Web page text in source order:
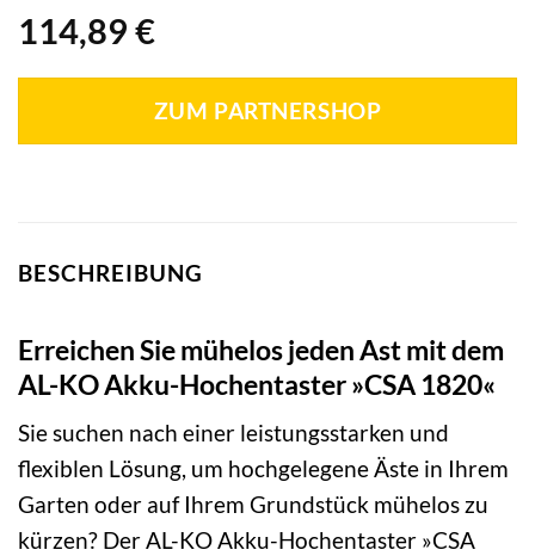
114,89 €
ZUM PARTNERSHOP
BESCHREIBUNG
Erreichen Sie mühelos jeden Ast mit dem
AL-KO Akku-Hochentaster »CSA 1820«
Sie suchen nach einer leistungsstarken und
flexiblen Lösung, um hochgelegene Äste in Ihrem
Garten oder auf Ihrem Grundstück mühelos zu
kürzen? Der AL-KO Akku-Hochentaster »CSA